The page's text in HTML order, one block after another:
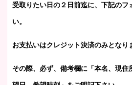
受取りたい日の２日前迄に、下記のフ
い。
お支払いはクレジット決済のみとなり
その際、必ず、備考欄に「本名、現住